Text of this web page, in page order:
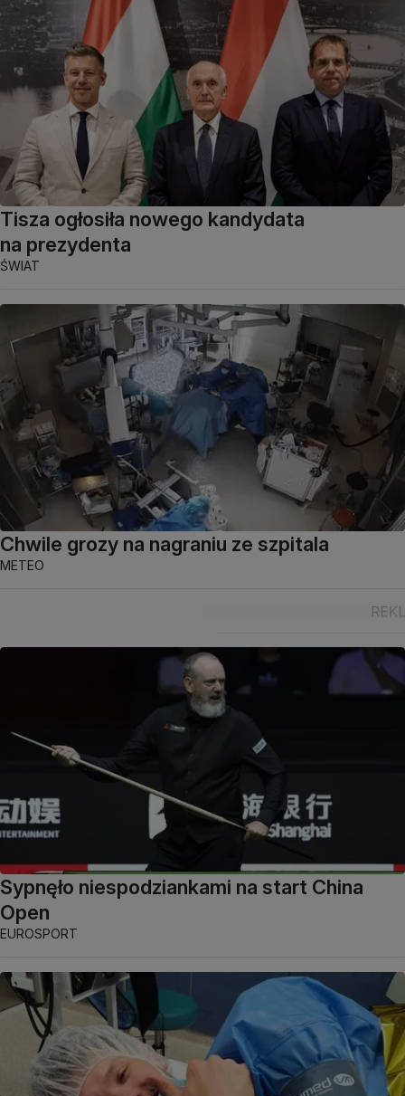
Tisza ogłosiła nowego kandydata
na prezydenta
ŚWIAT
Chwile grozy na nagraniu ze szpitala
METEO
Sypnęło niespodziankami na start China
Open
EUROSPORT